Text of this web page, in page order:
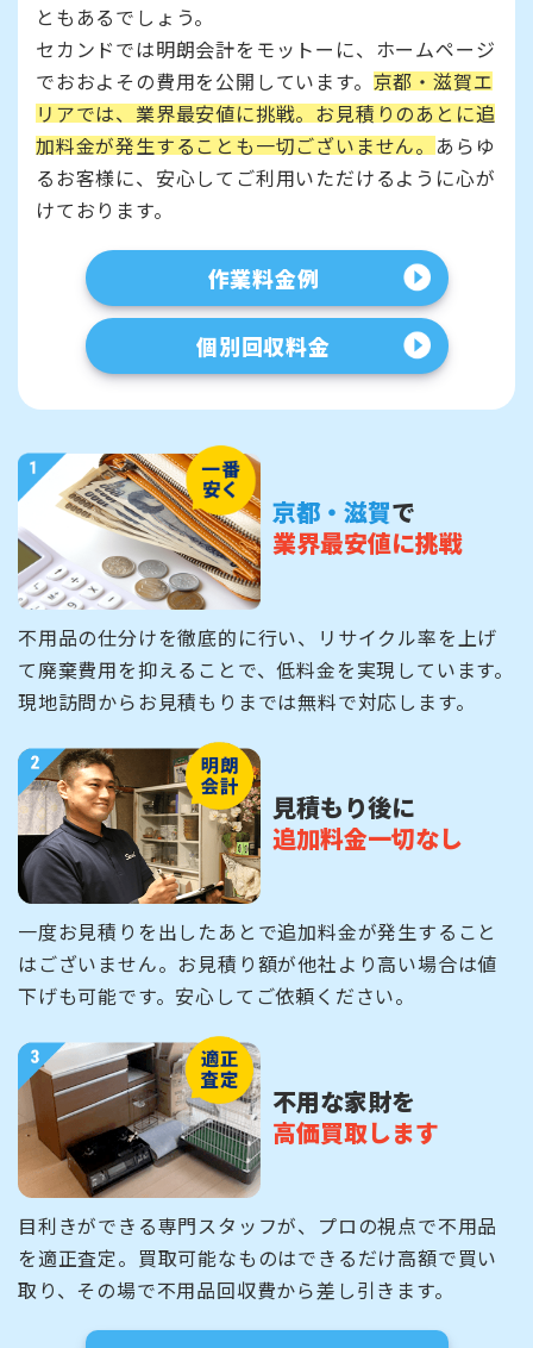
ともあるでしょう。
セカンドでは明朗会計をモットーに、ホームページ
でおおよその費用を公開しています。 京都・滋賀エ
リアでは、業界最安値に挑戦。お見積りのあとに追
加料金が発生することも一切ございません。あらゆ
るお客様に、安心してご利用いただけるように心が
けております。
作業料金例
個別回収料金
京都・滋賀で
業界最安値に挑戦
不用品の仕分けを徹底的に行い、リサイクル率を上げ
て廃棄費用を抑えることで、低料金を実現しています。
現地訪問からお見積もりまでは無料で対応します。
見積もり後に
追加料金一切なし
一度お見積りを出したあとで追加料金が発生すること
はございません。お見積り額が他社より高い場合は値
下げも可能です。安心してご依頼ください。
不用な家財を
高価買取します
目利きができる専門スタッフが、プロの視点で不用品
を適正査定。買取可能なものはできるだけ高額で買い
取り、その場で不用品回収費から差し引きます。